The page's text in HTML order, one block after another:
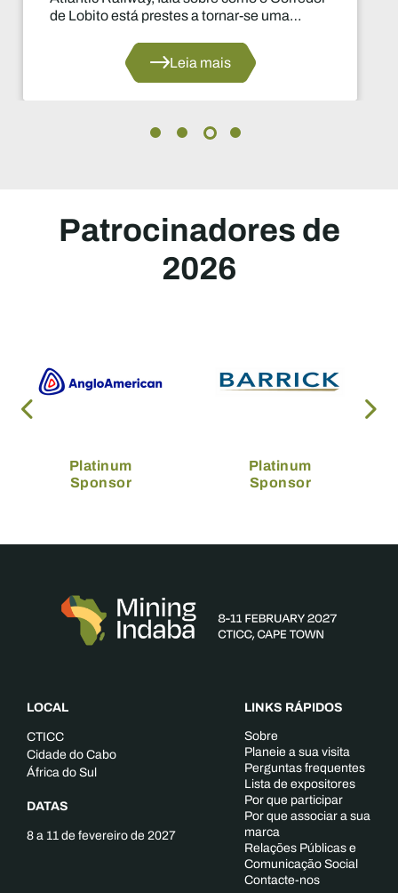
de Lobito está prestes a tornar-se uma
mineira africana.
Leia mais
Patrocinadores de
2026
Platinum
Sponsor
Platinum
Sponsor
LOCAL
CTICC
Cidade do Cabo
África do Sul
DATAS
8 a 11 de fevereiro de 2027
LINKS RÁPIDOS
Sobre
Planeie a sua visita
Perguntas frequentes
Lista de expositores
Por que participar
Por que associar a sua
marca
Relações Públicas e
Comunicação Social
Contacte-nos